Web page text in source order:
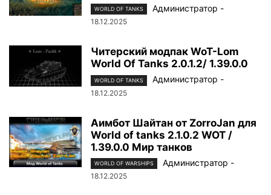
WORLD OF TANKS Администратор -
18.12.2025
Читерский модпак WoT-Lom
World Of Tanks 2.0.1.2/ 1.39.0.0
WORLD OF TANKS Администратор -
18.12.2025
Аимбот Шайтан от ZorroJan для
World of tanks 2.1.0.2 WOT /
1.39.0.0 Мир танков
WORLD OF WARSHIPS Администратор -
18.12.2025